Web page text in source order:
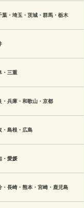
葉・埼玉・茨城・群馬・栃木
・三重
・兵庫・和歌山・京都
・島根・広島
・愛媛
・長崎・熊本・宮崎・鹿児島